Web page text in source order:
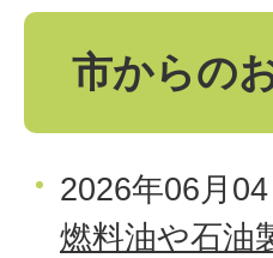
市からの
2026年06月04
燃料油や石油